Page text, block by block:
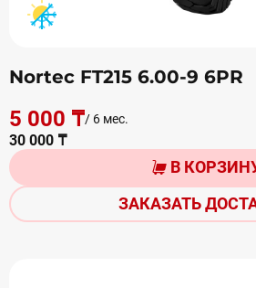
Nortec FT215 6.00-9 6PR
5 000 ₸/ 6 мес.
30 000 ₸
В
ЗАКАЗАТЬ